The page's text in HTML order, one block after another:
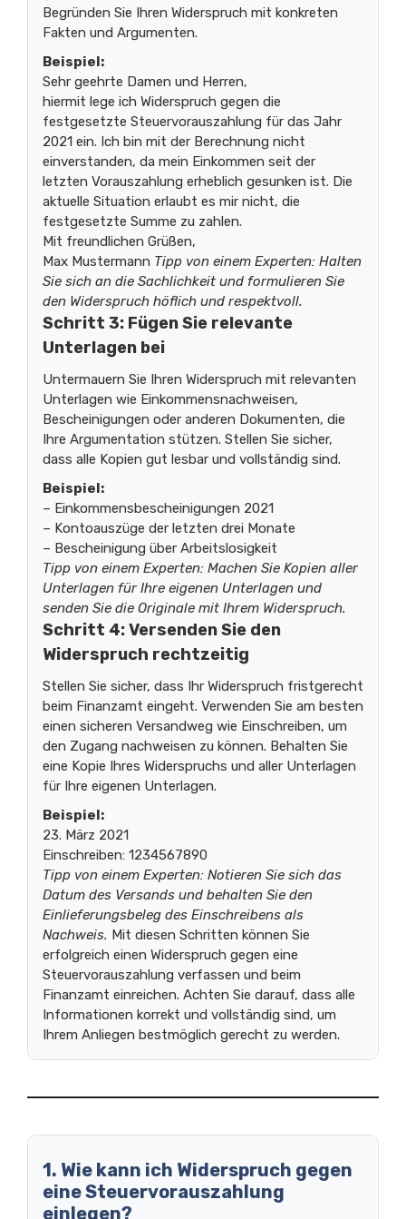
Begründen Sie Ihren Widerspruch mit konkreten
Fakten und Argumenten.
Beispiel:
Sehr geehrte Damen und Herren,
hiermit lege ich Widerspruch gegen die
festgesetzte Steuervorauszahlung für das Jahr
2021 ein. Ich bin mit der Berechnung nicht
einverstanden, da mein Einkommen seit der
letzten Vorauszahlung erheblich gesunken ist. Die
aktuelle Situation erlaubt es mir nicht, die
festgesetzte Summe zu zahlen.
Mit freundlichen Grüßen,
Max Mustermann Tipp von einem Experten: Halten
Sie sich an die Sachlichkeit und formulieren Sie
den Widerspruch höflich und respektvoll.
Schritt 3: Fügen Sie relevante
Unterlagen bei
Untermauern Sie Ihren Widerspruch mit relevanten
Unterlagen wie Einkommensnachweisen,
Bescheinigungen oder anderen Dokumenten, die
Ihre Argumentation stützen. Stellen Sie sicher,
dass alle Kopien gut lesbar und vollständig sind.
Beispiel:
– Einkommensbescheinigungen 2021
– Kontoauszüge der letzten drei Monate
– Bescheinigung über Arbeitslosigkeit
Tipp von einem Experten: Machen Sie Kopien aller
Unterlagen für Ihre eigenen Unterlagen und
senden Sie die Originale mit Ihrem Widerspruch.
Schritt 4: Versenden Sie den
Widerspruch rechtzeitig
Stellen Sie sicher, dass Ihr Widerspruch fristgerecht
beim Finanzamt eingeht. Verwenden Sie am besten
einen sicheren Versandweg wie Einschreiben, um
den Zugang nachweisen zu können. Behalten Sie
eine Kopie Ihres Widerspruchs und aller Unterlagen
für Ihre eigenen Unterlagen.
Beispiel:
23. März 2021
Einschreiben: 1234567890
Tipp von einem Experten: Notieren Sie sich das
Datum des Versands und behalten Sie den
Einlieferungsbeleg des Einschreibens als
Nachweis. Mit diesen Schritten können Sie
erfolgreich einen Widerspruch gegen eine
Steuervorauszahlung verfassen und beim
Finanzamt einreichen. Achten Sie darauf, dass alle
Informationen korrekt und vollständig sind, um
Ihrem Anliegen bestmöglich gerecht zu werden.
1. Wie kann ich Widerspruch gegen
eine Steuervorauszahlung
einlegen?